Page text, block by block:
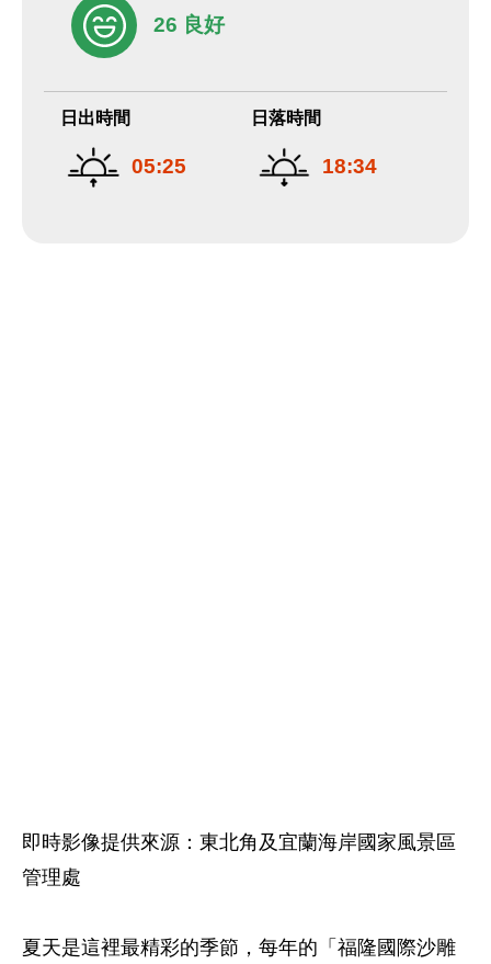
26 良好
日出時間
05:25
日落時間
18:34
即時影像提供來源：東北角及宜蘭海岸國家風景區
管理處
夏天是這裡最精彩的季節，每年的「福隆國際沙雕